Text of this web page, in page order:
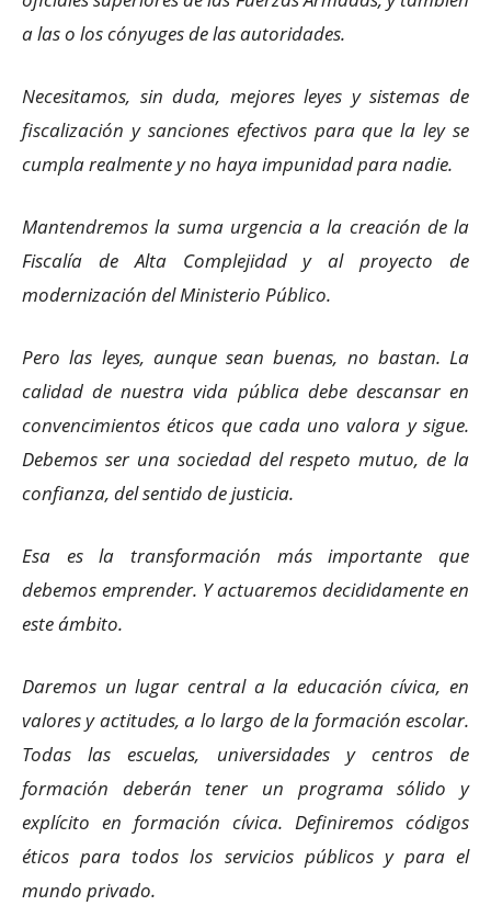
a las o los cónyuges de las autoridades.
Necesitamos, sin duda, mejores leyes y sistemas de
fiscalización y sanciones efectivos para que la ley se
cumpla realmente y no haya impunidad para nadie.
Mantendremos la suma urgencia a la creación de la
Fiscalía de Alta Complejidad y al proyecto de
modernización del Ministerio Público.
Pero las leyes, aunque sean buenas, no bastan. La
calidad de nuestra vida pública debe descansar en
convencimientos éticos que cada uno valora y sigue.
Debemos ser una sociedad del respeto mutuo, de la
confianza, del sentido de justicia.
Esa es la transformación más importante que
debemos emprender. Y actuaremos decididamente en
este ámbito.
Daremos un lugar central a la educación cívica, en
valores y actitudes, a lo largo de la formación escolar.
Todas las escuelas, universidades y centros de
formación deberán tener un programa sólido y
explícito en formación cívica. Definiremos códigos
éticos para todos los servicios públicos y para el
mundo privado.